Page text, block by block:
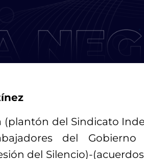
(plantón del Sindicato
del
del Silencio)-